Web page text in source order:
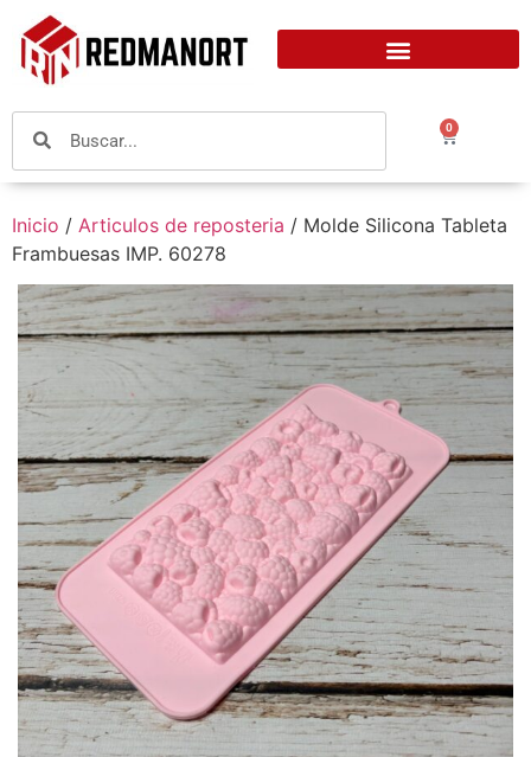
0
Inicio / Articulos de reposteria / Molde Silicona Tableta
Frambuesas IMP. 60278